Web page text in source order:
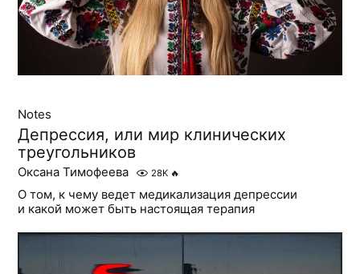
Notes
Депрессия, или мир клинических
треугольников
Оксана Тимофеева 28K 🔥
О том, к чему ведет медикализация депрессии
и какой может быть настоящая терапия